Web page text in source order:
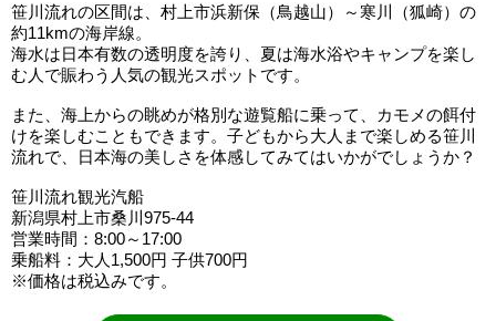
笹川流れの区間は、村上市浜新保（鳥越山）～寒川（狐崎）の
約11kmの海岸線。
海水は日本有数の透明度を誇り、夏は海水浴やキャンプを楽し
む人で賑わう人気の観光スポットです。
また、海上からの眺めが格別な遊覧船に乗って、カモメの餌付
けを楽しむこともできます。子どもから大人まで楽しめる笹川
流れで、日本海の美しさを体感してみてはいかがでしょうか？
笹川流れ観光汽船
新潟県村上市桑川975-44
営業時間：8:00～17:00
乗船料：大人1,500円 子供700円
※価格は税込みです。